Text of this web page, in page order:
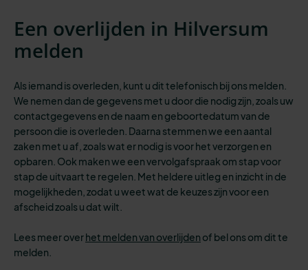
Een overlijden in Hilversum
melden
Als iemand is overleden, kunt u dit telefonisch bij ons melden.
We nemen dan de gegevens met u door die nodig zijn, zoals uw
contactgegevens en de naam en geboortedatum van de
persoon die is overleden. Daarna stemmen we een aantal
zaken met u af, zoals wat er nodig is voor het verzorgen en
opbaren. Ook maken we een vervolgafspraak om stap voor
stap de uitvaart te regelen. Met heldere uitleg en inzicht in de
mogelijkheden, zodat u weet wat de keuzes zijn voor een
afscheid zoals u dat wilt.
Lees meer overhet melden van overlijden of bel ons om dit te
melden.